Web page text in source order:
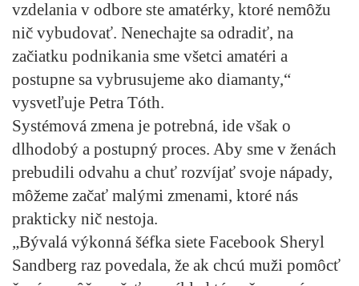
vzdelania v odbore ste amatérky, ktoré nemôžu
nič vybudovať. Nenechajte sa odradiť, na
začiatku podnikania sme všetci amatéri a
postupne sa vybrusujeme ako diamanty,“
vysvetľuje Petra Tóth.
Systémová zmena je potrebná, ide však o
dlhodobý a postupný proces. Aby sme v ženách
prebudili odvahu a chuť rozvíjať svoje nápady,
môžeme začať malými zmenami, ktoré nás
prakticky nič nestoja.
„Bývalá výkonná šéfka siete Facebook Sheryl
Sandberg raz povedala, že ak chcú muži pomôcť